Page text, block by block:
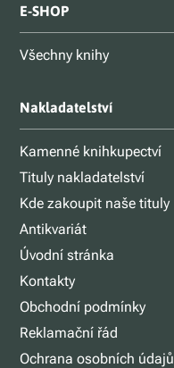
E-SHOP
Všechny knihy
Nakladatelství
Kamenné knihkupectví
Tituly nakladatelství
Kde zakoupit naše tituly
Antikvariát
Úvodní stránka
Kontakty
Obchodní podmínky
Reklamační řád
Ochrana osobních údajů